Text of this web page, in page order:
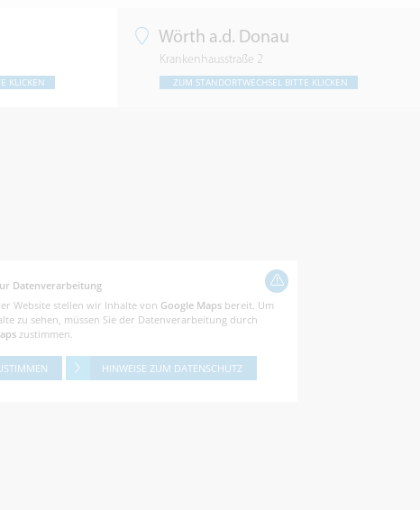
KLICKEN
Wörth a.d. Donau
Krankenhausstraße 2
ZUM STANDORTWECHSEL BITTE KLICKEN
Datenverarbeitung
Website stellen wir Inhalte von Google Maps bereit. Um
zu sehen, müssen Sie der Datenverarbeitung durch
zustimmen.
HINWEISE ZUM DATENSCHUTZ